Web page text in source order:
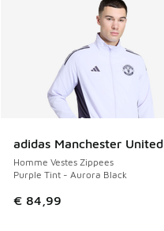
adidas Manchester United
Homme Vestes Zippees
Purple Tint - Aurora Black
€ 84,99